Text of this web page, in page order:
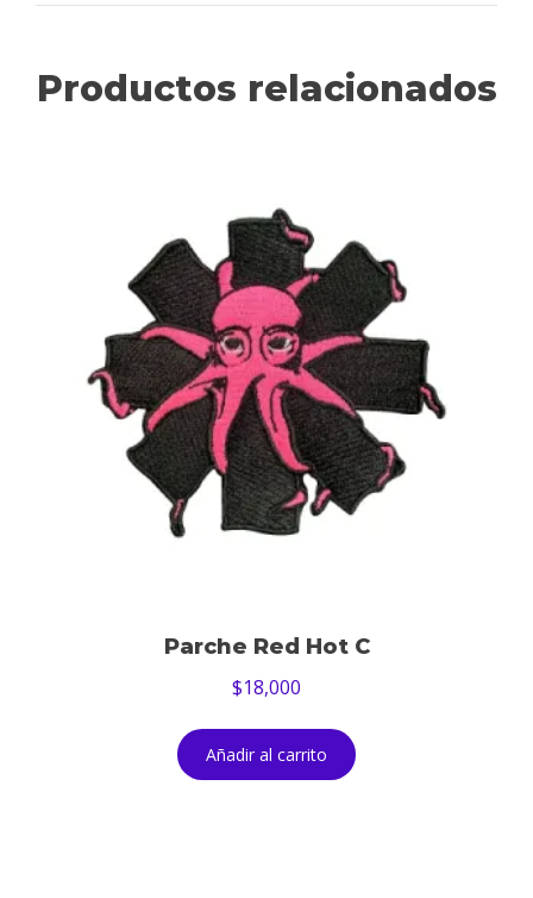
Productos relacionados
Parche Red Hot C
$18,000
Añadir al carrito